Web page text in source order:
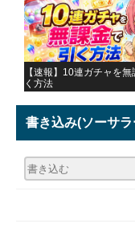
【速報】10連ガチャを無
く方法
書き込み(ソーサ